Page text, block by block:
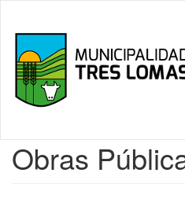
contenido
principal
Tres
Lomas
Contenido
Obras